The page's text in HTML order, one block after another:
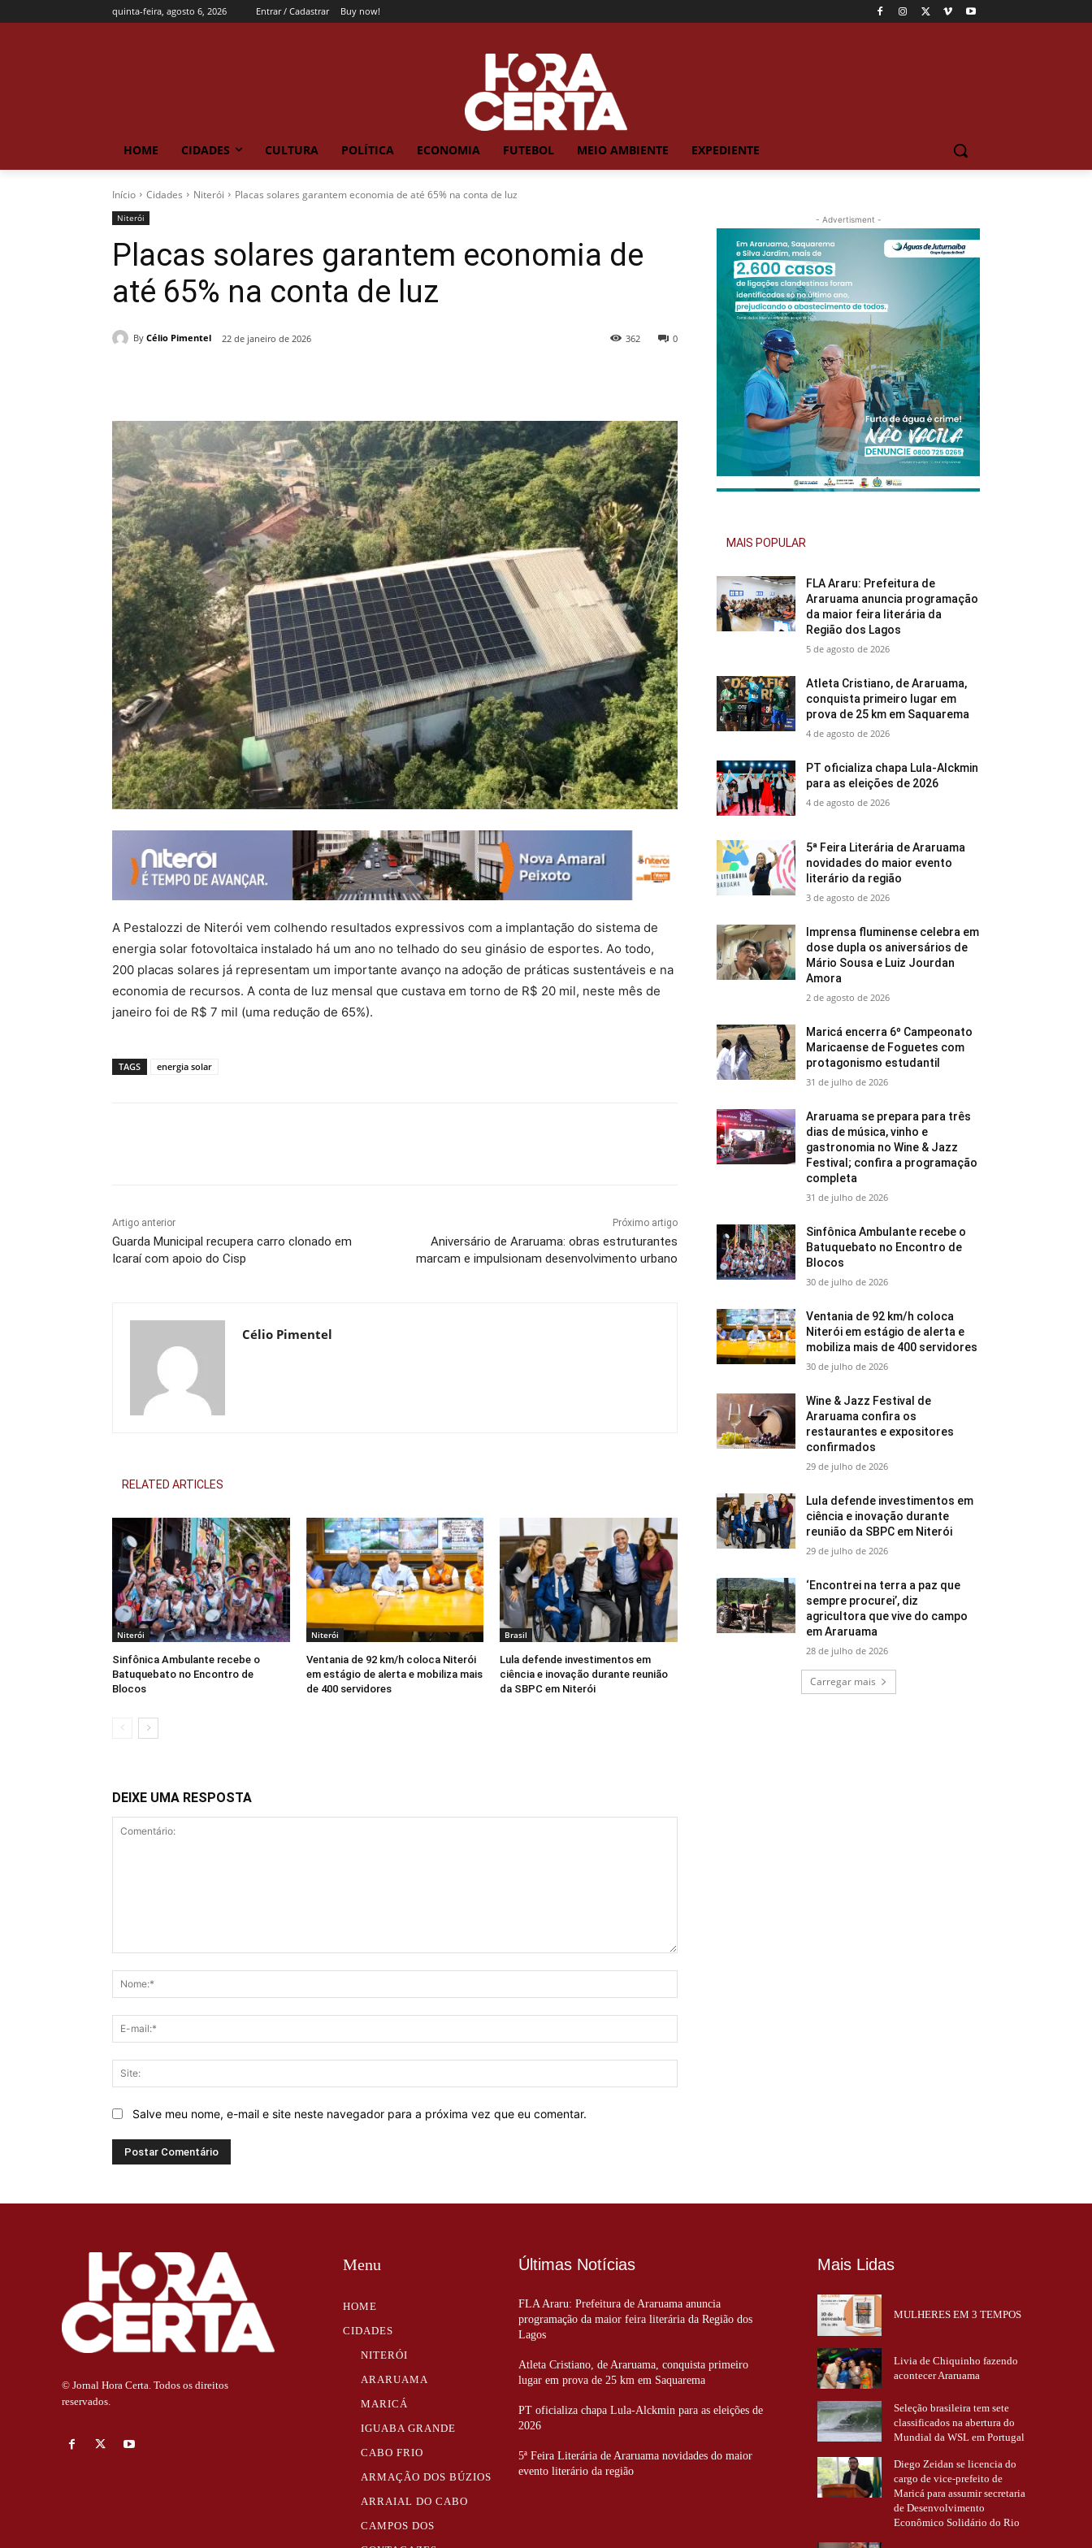
quinta-feira, agosto 6, 2026 Entrar / Cadastrar Buy now!
HOME CIDADES CULTURA POLÍTICA ECONOMIA FUTEBOL MEIO AMBIENTE EXPEDIENTE
Início Cidades Niterói Placas solares garantem economia de até 65% na conta de luz
Niterói
Placas solares garantem economia de
até 65% na conta de luz
By Célio Pimentel 22 de janeiro de 2026 0
362
A Pestalozzi de Niterói vem colhendo resultados expressivos com a implantação do sistema de
energia solar fotovoltaica instalado há um ano no telhado do seu ginásio de esportes. Ao todo,
200 placas solares já representam um importante avanço na adoção de práticas sustentáveis e na
economia de recursos. A conta de luz mensal que custava em torno de R$ 20 mil, neste mês de
janeiro foi de R$ 7 mil (uma redução de 65%).
TAGS energia solar
Artigo anterior
Guarda Municipal recupera carro clonado em
Icaraí com apoio do Cisp
Próximo artigo
Aniversário de Araruama: obras estruturantes
marcam e impulsionam desenvolvimento urbano
Célio Pimentel
RELATED ARTICLES
Niterói
Sinfônica Ambulante recebe o
Batuquebato no Encontro de
Blocos
Niterói
Ventania de 92 km/h coloca Niterói
em estágio de alerta e mobiliza mais
de 400 servidores
Brasil
Lula defende investimentos em
ciência e inovação durante reunião
da SBPC em Niterói
DEIXE UMA RESPOSTA
mail:*
Salve meu nome, e-mail e site neste navegador para a próxima vez que eu comentar.
- Advertisment -
MAIS POPULAR
FLA Araru: Prefeitura de
Araruama anuncia programação
da maior feira literária da
Região dos Lagos
5 de agosto de 2026
Atleta Cristiano, de Araruama,
conquista primeiro lugar em
prova de 25 km em Saquarema
4 de agosto de 2026
PT oficializa chapa Lula-Alckmin
para as eleições de 2026
4 de agosto de 2026
5ª Feira Literária de Araruama
novidades do maior evento
literário da região
3 de agosto de 2026
Imprensa fluminense celebra em
dose dupla os aniversários de
Mário Sousa e Luiz Jourdan
Amora
2 de agosto de 2026
Maricá encerra 6º Campeonato
Maricaense de Foguetes com
protagonismo estudantil
31 de julho de 2026
Araruama se prepara para três
dias de música, vinho e
gastronomia no Wine & Jazz
Festival; confira a programação
completa
31 de julho de 2026
Sinfônica Ambulante recebe o
Batuquebato no Encontro de
Blocos
30 de julho de 2026
Ventania de 92 km/h coloca
Niterói em estágio de alerta e
mobiliza mais de 400 servidores
30 de julho de 2026
Wine & Jazz Festival de
Araruama confira os
restaurantes e expositores
confirmados
29 de julho de 2026
Lula defende investimentos em
ciência e inovação durante
reunião da SBPC em Niterói
29 de julho de 2026
‘Encontrei na terra a paz que
sempre procurei’, diz
agricultora que vive do campo
em Araruama
28 de julho de 2026
Carregar mais
© Jornal Hora Certa. Todos os direitos
reservados.
Menu
HOME
CIDADES
NITERÓI
ARARUAMA
MARICÁ
IGUABA GRANDE
CABO FRIO
ARMAÇÃO DOS BÚZIOS
ARRAIAL DO CABO
CAMPOS DOS
Últimas Notícias
FLA Araru: Prefeitura de Araruama anuncia
programação da maior feira literária da Região dos
Lagos
Atleta Cristiano, de Araruama, conquista primeiro
lugar em prova de 25 km em Saquarema
PT oficializa chapa Lula-Alckmin para as eleições de
2026
5ª Feira Literária de Araruama novidades do maior
evento literário da região
Mais Lidas
MULHERES EM 3 TEMPOS
Livia de Chiquinho fazendo
acontecer Araruama
Seleção brasileira tem sete
classificados na abertura do
Mundial da WSL em Portugal
Diego Zeidan se licencia do
cargo de vice-prefeito de
Maricá para assumir secretaria
de Desenvolvimento
Econômico Solidário do Rio